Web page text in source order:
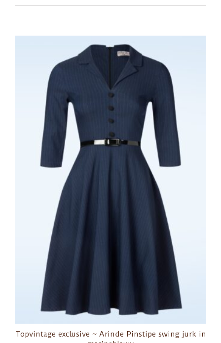
Topvintage exclusive ~ Arinde Pinstipe swing jurk in